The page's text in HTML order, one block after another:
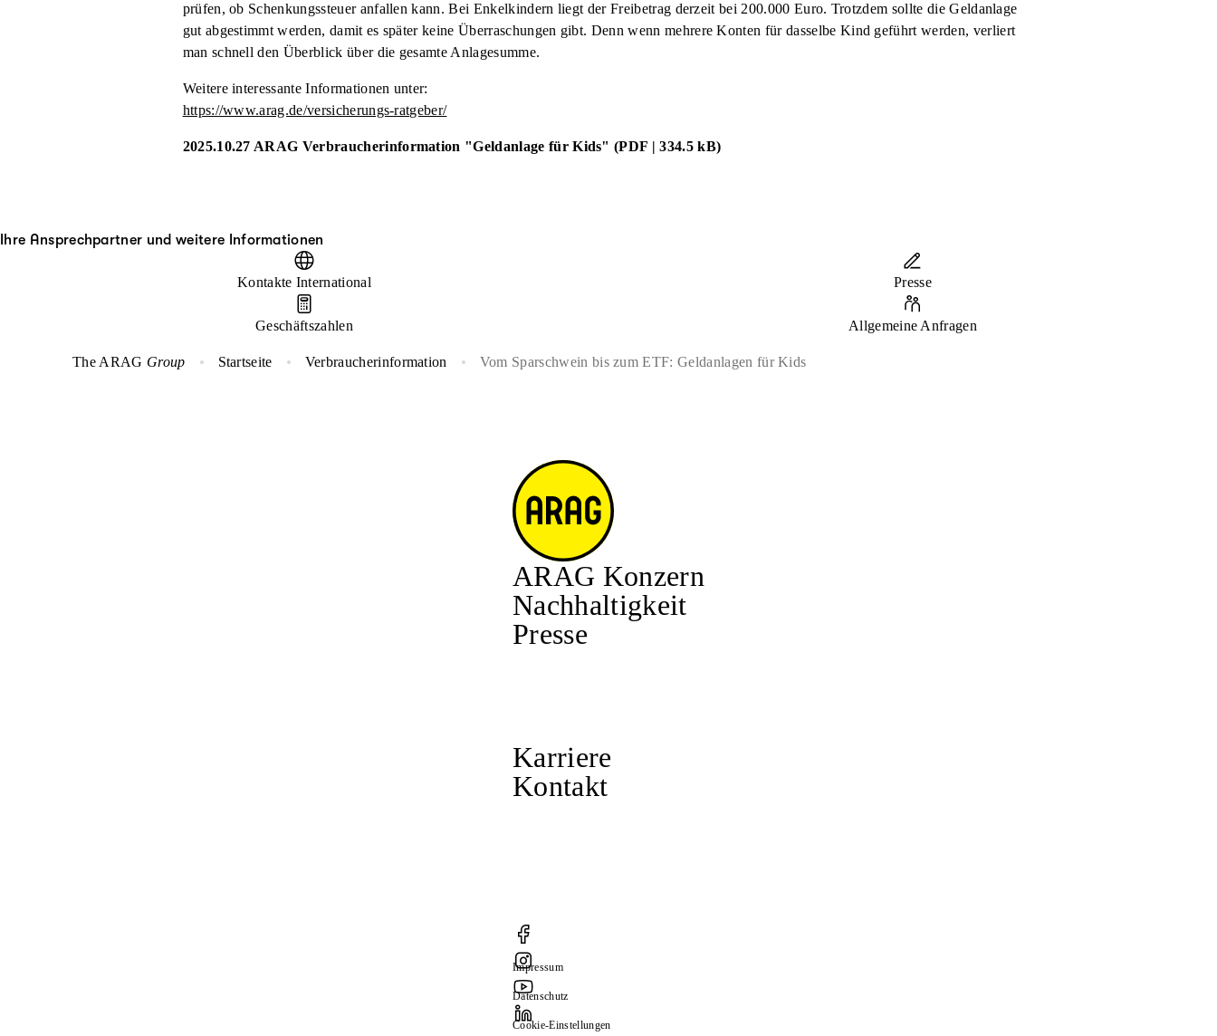
prüfen, ob Schenkungssteuer anfallen kann. Bei Enkelkindern liegt der Freibetrag derzeit bei 200.000 Euro. Trotzdem sollte die Geldanlage
gut abgestimmt werden, damit es später keine Überraschungen gibt. Denn wenn mehrere Konten für dasselbe Kind geführt werden, verliert
man schnell den Überblick über die gesamte Anlagesumme.
Weitere interessante Informationen unter:
https://www.arag.de/versicherungs-ratgeber/
2025.10.27 ARAG Verbraucherinformation "Geldanlage für Kids" (PDF | 334.5 kB)
Ihre Ansprechpartner und weitere Informationen
Kontakte International Presse
Geschäftszahlen Allgemeine Anfragen
The ARAG Group Startseite Verbraucherinformation Vom Sparschwein bis zum ETF: Geldanlagen für Kids
ARAG Konzern
Nachhaltigkeit
Presse
Karriere
Kontakt
Impressum
Datenschutz
Cookie-Einstellungen